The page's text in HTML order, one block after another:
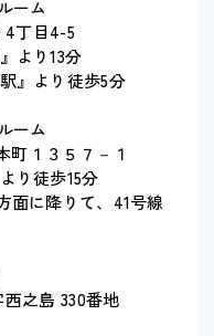
ーム
丁目4-5
より13分
』より徒歩5分
ーム
町１３５７－１
り徒歩15分
面に降りて、41号線
之島 330番地